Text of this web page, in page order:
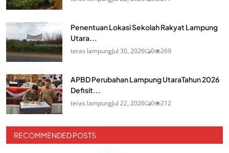
Penentuan Lokasi Sekolah Rakyat Lampung
Utara...
teras lampungJul 30, 2026 0 269
APBD Perubahan Lampung UtaraTahun 2026
Defisit...
teras lampungJul 22, 2026 0 212
RECOMMENDED POSTS